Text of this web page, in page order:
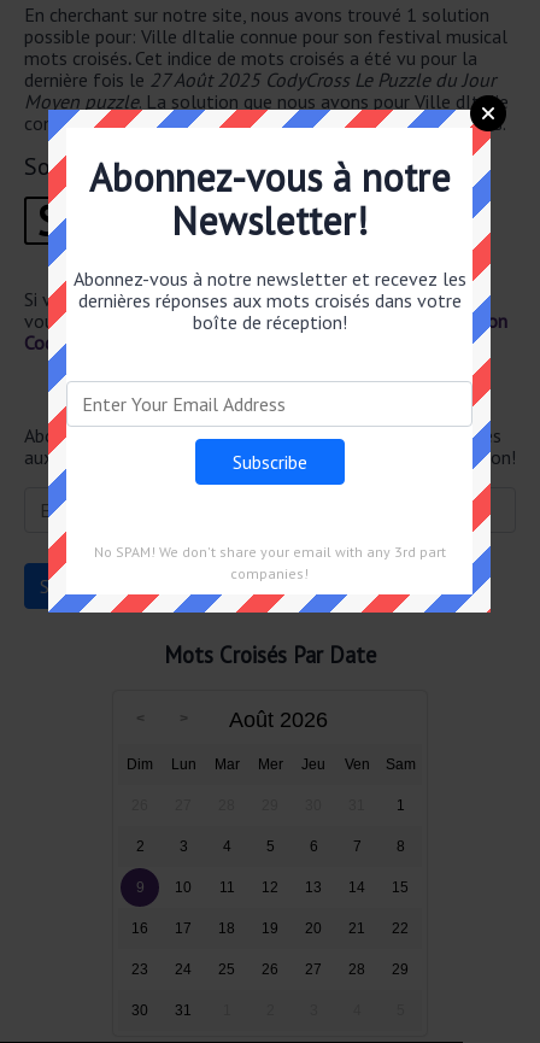
En cherchant sur notre site, nous avons trouvé 1 solution
possible pour: Ville dItalie connue pour son festival musical
mots croisés. Cet indice de mots croisés a été vu pour la
dernière fois le 27 Août 2025 CodyCross Le Puzzle du Jour
Moyen puzzle. La solution que nous avons pour Ville dItalie
connue pour son festival musical a un total de of 7 lettres.
Solution
S 3 R E M O
Si vous avez déjà résolu cet indice de mots croisés et que
vous recherchez le poste principal, rendez-vous sur
Solution
CodyCross Le Puzzle du Jour Moyen 27 Août 2025
Newsletter
Abonnez-vous ci-dessous et recevez les dernières réponses
aux mots croisés directement dans votre boîte de réception!
Mots Croisés Par Date
Août 2026
Dim Lun Mar Mer Jeu Ven Sam
1
2 3 4 5 6 7 8
9 10 11 12 13 14 15
16 17 18 19 20 21 22
23 24 25 26 27 28 29
30 31
Abonnez-vous à notre
Newsletter!
Abonnez-vous à notre newsletter et recevez les
dernières réponses aux mots croisés dans votre
boîte de réception!
No SPAM! We don't share your email with any 3rd part
companies!